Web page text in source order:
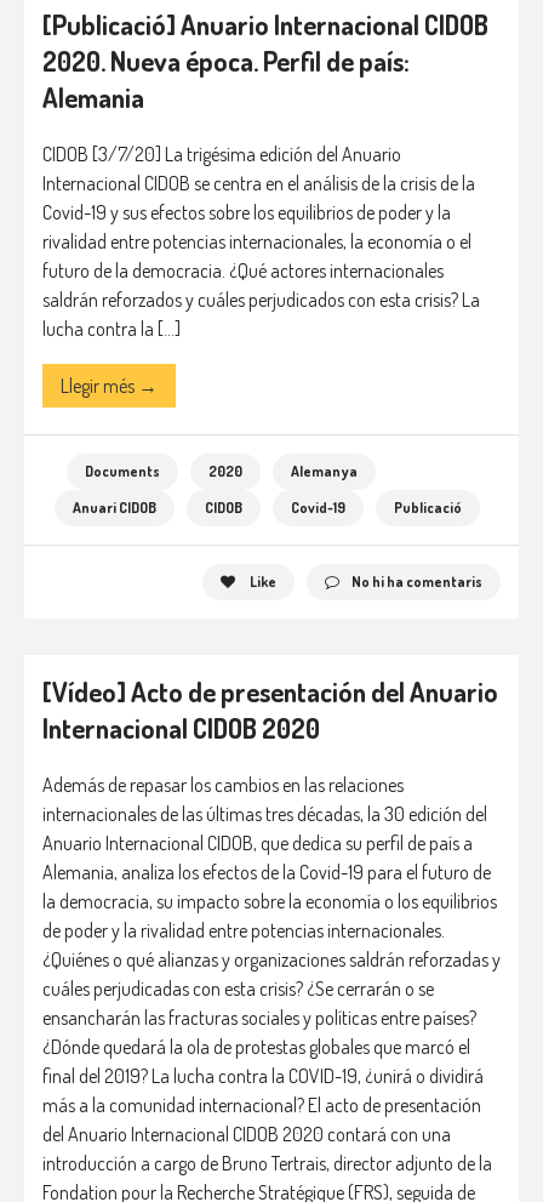
[Publicació] Anuario Internacional CIDOB
2020. Nueva época. Perfil de país:
Alemania
CIDOB [3/7/20] La trigésima edición del Anuario
Internacional CIDOB se centra en el análisis de la crisis de la
Covid-19 y sus efectos sobre los equilibrios de poder y la
rivalidad entre potencias internacionales, la economía o el
futuro de la democracia. ¿Qué actores internacionales
saldrán reforzados y cuáles perjudicados con esta crisis? La
lucha contra la […]
Llegir més →
Documents 2020
Alemanya
Anuari CIDOB
CIDOB Covid-19 Publicació
Like No hi ha comentaris
[Vídeo] Acto de presentación del Anuario
Internacional CIDOB 2020
Además de repasar los cambios en las relaciones
internacionales de las últimas tres décadas, la 30 edición del
Anuario Internacional CIDOB, que dedica su perfil de país a
Alemania, analiza los efectos de la Covid-19 para el futuro de
la democracia, su impacto sobre la economía o los equilibrios
de poder y la rivalidad entre potencias internacionales.
¿Quiénes o qué alianzas y organizaciones saldrán reforzadas y
cuáles perjudicadas con esta crisis? ¿Se cerrarán o se
ensancharán las fracturas sociales y políticas entre países?
¿Dónde quedará la ola de protestas globales que marcó el
final del 2019? La lucha contra la COVID-19, ¿unirá o dividirá
más a la comunidad internacional? El acto de presentación
del Anuario Internacional CIDOB 2020 contará con una
introducción a cargo de Bruno Tertrais, director adjunto de la
Fondation pour la Recherche Stratégique (FRS), seguida de